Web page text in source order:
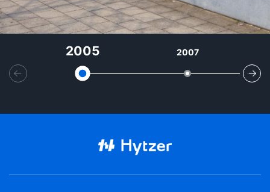
2005 2007